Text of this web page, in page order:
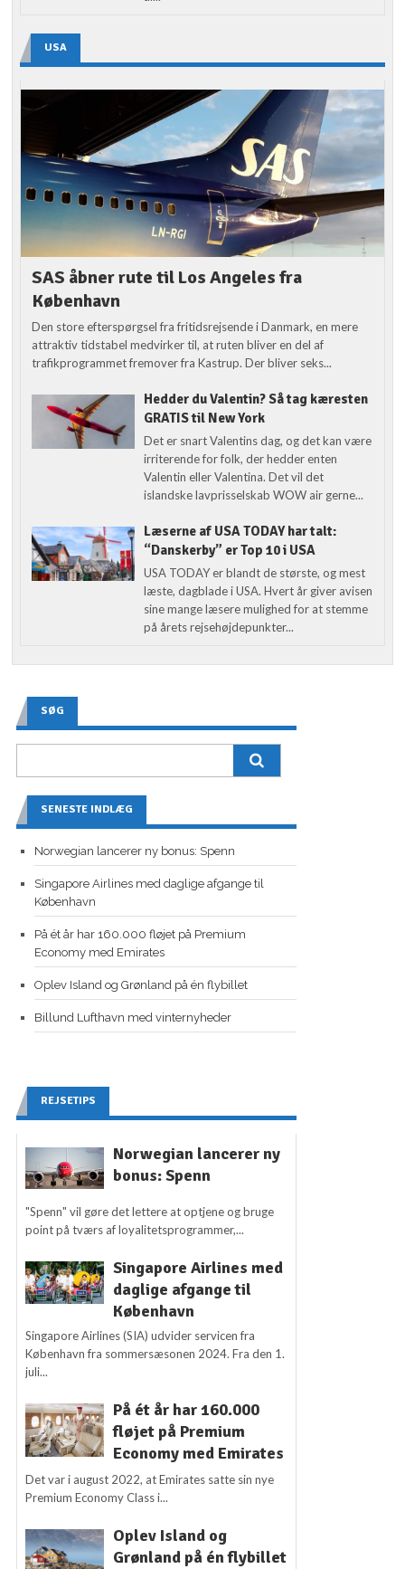
USA
SAS åbner rute til Los Angeles fra
København
Den store efterspørgsel fra fritidsrejsende i Danmark, en mere
attraktiv tidstabel medvirker til, at ruten bliver en del af
trafikprogrammet fremover fra Kastrup. Der bliver seks...
Hedder du Valentin? Så tag kæresten
GRATIS til New York
Det er snart Valentins dag, og det kan være
irriterende for folk, der hedder enten
Valentin eller Valentina. Det vil det
islandske lavprisselskab WOW air gerne...
Læserne af USA TODAY har talt:
“Danskerby” er Top 10 i USA
USA TODAY er blandt de største, og mest
læste, dagblade i USA. Hvert år giver avisen
sine mange læsere mulighed for at stemme
på årets rejsehøjdepunkter...
SØG
SENESTE INDLÆG
Norwegian lancerer ny bonus: Spenn
Singapore Airlines med daglige afgange til
København
På ét år har 160.000 fløjet på Premium
Economy med Emirates
Oplev Island og Grønland på én flybillet
Billund Lufthavn med vinternyheder
REJSETIPS
Norwegian lancerer ny
bonus: Spenn
"Spenn" vil gøre det lettere at optjene og bruge
point på tværs af loyalitetsprogrammer,...
Singapore Airlines med
daglige afgange til
København
Singapore Airlines (SIA) udvider servicen fra
København fra sommersæsonen 2024. Fra den 1.
juli...
På ét år har 160.000
fløjet på Premium
Economy med Emirates
Det var i august 2022, at Emirates satte sin nye
Premium Economy Class i...
Oplev Island og
Grønland på én flybillet